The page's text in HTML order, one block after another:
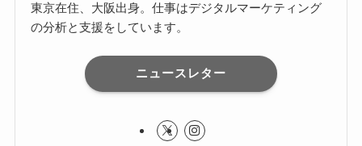
東京在住、大阪出身。仕事はデジタルマーケティング
の分析と支援をしています。
ニュースレター